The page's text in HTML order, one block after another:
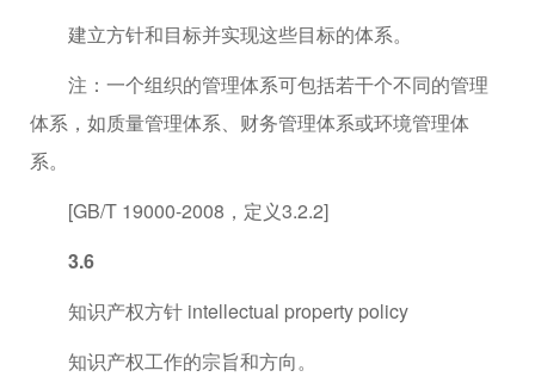
建立方针和目标并实现这些目标的体系。
注：一个组织的管理体系可包括若干个不同的管理
体系，如质量管理体系、财务管理体系或环境管理体
系。
[GB/T 19000-2008，定义3.2.2]
3.6
知识产权方针 intellectual property policy
知识产权工作的宗旨和方向。